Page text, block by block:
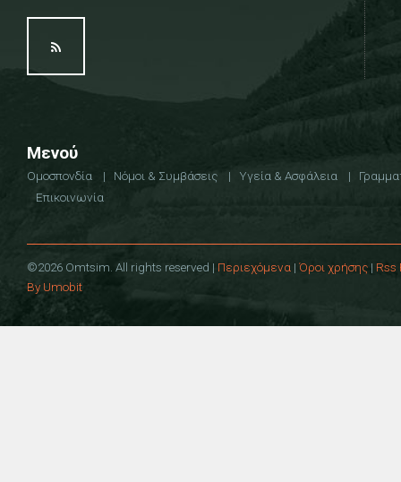
Μενού
Ομοσπονδία Νόμοι & Συμβάσεις Υγεία & Ασφάλεια
Επικοινωνία
©2026 Omtsim. All rights reserved | Περιεχόμενα | Όροι χρήσης | Rss
By Umobit